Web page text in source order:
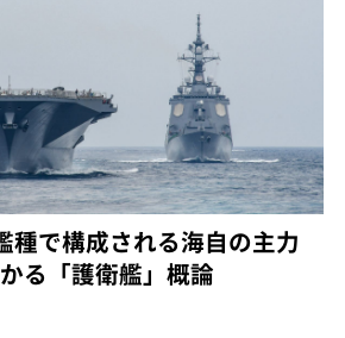
種で構成される海自の主力
る「護衛艦」概論